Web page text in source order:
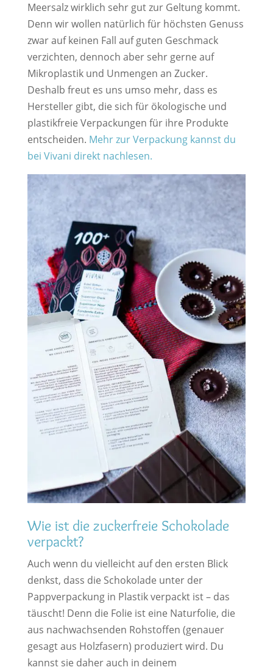
Meersalz wirklich sehr gut zur Geltung kommt.
Denn wir wollen natürlich für höchsten Genuss
zwar auf keinen Fall auf guten Geschmack
verzichten, dennoch aber sehr gerne auf
Mikroplastik und Unmengen an Zucker.
Deshalb freut es uns umso mehr, dass es
Hersteller gibt, die sich für ökologische und
plastikfreie Verpackungen für ihre Produkte
entscheiden. Mehr zur Verpackung kannst du
bei Vivani direkt nachlesen.
Wie ist die zuckerfreie Schokolade
verpackt?
Auch wenn du vielleicht auf den ersten Blick
denkst, dass die Schokolade unter der
Pappverpackung in Plastik verpackt ist – das
täuscht! Denn die Folie ist eine Naturfolie, die
aus nachwachsenden Rohstoffen (genauer
gesagt aus Holzfasern) produziert wird. Du
kannst sie daher auch in deinem